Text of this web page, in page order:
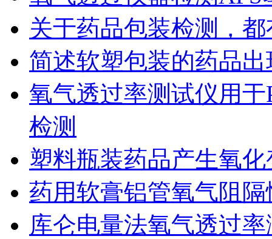
关于药品包装检测，
简述软塑包装的药品
氧气透过率测试仪用
检测
塑料瓶装药品产生氧
药用软膏铝管氧气阻
库仑电量法氧气透过